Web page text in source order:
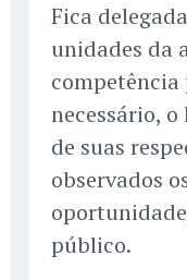
Fica
unidades da
necessário,
de suas
observados
público.